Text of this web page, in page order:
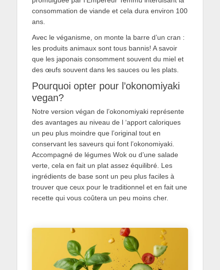
consommation de viande et cela dura environ 100
ans.
Avec le véganisme, on monte la barre d’un cran :
les produits animaux sont tous bannis! A savoir
que les japonais consomment souvent du miel et
des œufs souvent dans les sauces ou les plats.
Pourquoi opter pour l’okonomiyaki
vegan?
Notre version végan de l’okonomiyaki représente
des avantages au niveau de l ‘apport caloriques
un peu plus moindre que l’original tout en
conservant les saveurs qui font l’okonomiyaki.
Accompagné de légumes Wok ou d’une salade
verte, cela en fait un plat assez équilibré. Les
ingrédients de base sont un peu plus faciles à
trouver que ceux pour le traditionnel et en fait une
recette qui vous coûtera un peu moins cher.